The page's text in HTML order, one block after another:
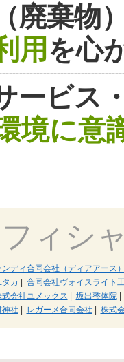
廃棄物
用を心
ービス
境に意
ィシ
ンディ合同会社（ディアアース
カ
合同会社ヴォイスライト
式会社ユメックス 坂出整体院|
社 レガーメ合同会社 株式